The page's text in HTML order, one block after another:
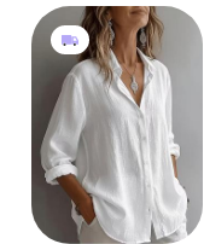
рухомих лапок,
плюшева корівка
бежева